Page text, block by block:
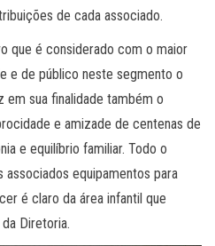
de cada associado.
que é considerado com o maior
e de público neste segmento o
em sua finalidade também o
e amizade de centenas de
e equilíbrio familiar. Todo o
equipamentos para
é claro da área infantil que
Diretoria.